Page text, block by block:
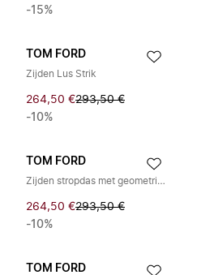
-15%
TOM FORD
Zijden Lus Strik
264,50 €293,50 €
-10%
TOM FORD
Zijden stropdas met geometrisch patroon
264,50 €293,50 €
-10%
TOM FORD